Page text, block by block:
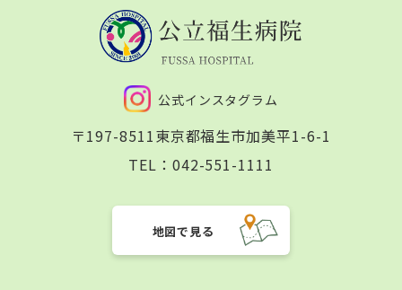
公式インスタグラム
〒197-8511東京都福生市加美平1-6-1
TEL： 042-551-1111
地図で見る